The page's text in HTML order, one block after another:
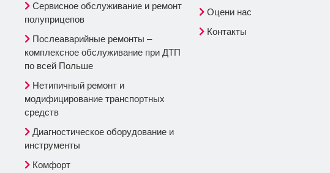
Сервисное обслуживание и ремонт
полуприцепов
Послеаварийные ремонты –
комплексное обслуживание при ДТП
по всей Польше
Нетипичный ремонт и
модифицирование транспортных
средств
Диагностическое оборудование и
инструменты
Комфорт
Оцени нас
Контакты